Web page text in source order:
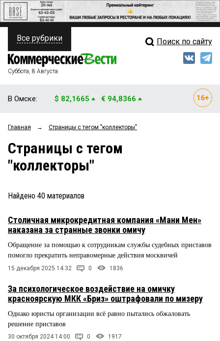
ПОЛИТИКА
ФИНАНСЫ
ОБЩЕСТВО
ЗАКОН
НОВОСТИ КОМПАНИЙ
ПРОИСШЕСТВИЯ
СТИЛЬ ЖИЗНИ
Свежий выпуск
Мнения
Все рубрики Поиск по сайту
Суббота, 8 Августа
В Омске: $ 82,1665 € 94,8366
Главная → Страницы c тегом "коллекторы"
Страницы c тегом
"коллекторы"
Найдено 40 материалов
Столичная микрокредитная компания «Мани Мен»
наказана за странные звонки омичу
Обращение за помощью к сотрудникам службы судебных приставов
помогло прекратить неправомерные действия москвичей
15 декабря 2025 14:32 0 1836
За психологическое воздействие на омичку
красноярскую МКК «Бриз» оштрафовали по мизеру
Однако юристы организации всё равно пытались обжаловать
решение приставов
30 октября 2024 14:00 0 1917